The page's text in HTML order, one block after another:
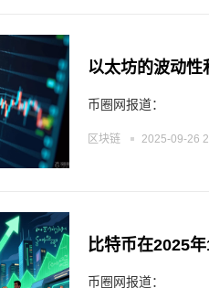
币圈网报道：
区块链 2025-09-26
币圈网报道：